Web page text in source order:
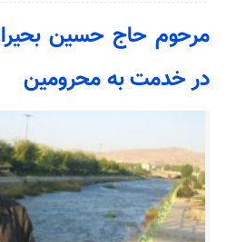
مرحوم حاج حسین
در خدمت به محرومین